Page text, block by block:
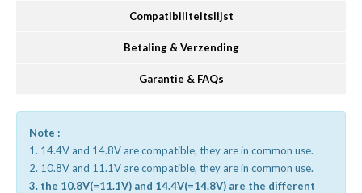
Compatibiliteitslijst
Betaling & Verzending
Garantie & FAQs
Note :
1. 14.4V and 14.8V are compatible, they are in common use.
2. 10.8V and 11.1V are compatible, they are in common use.
3. the 10.8V(=11.1V) and 14.4V(=14.8V) are the different